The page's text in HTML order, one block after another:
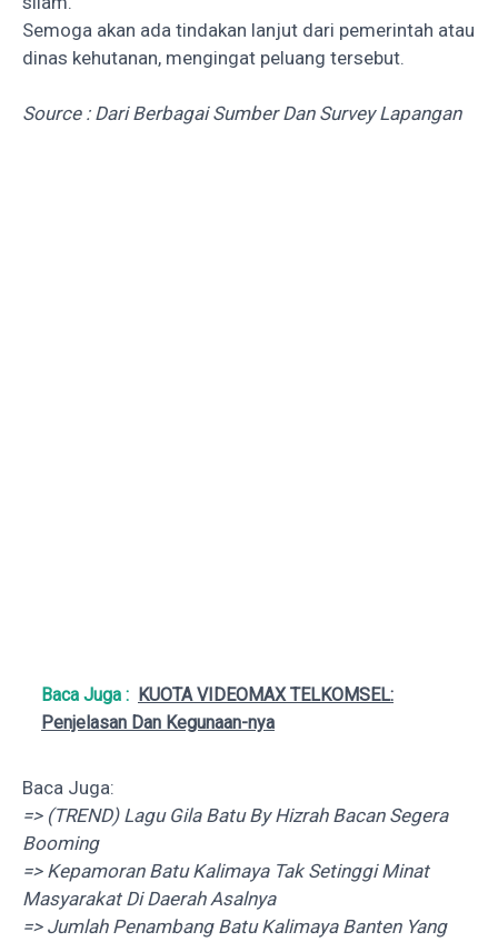
Semoga akan ada tindakan lanjut dari pemerintah atau
dinas kehutanan, mengingat peluang tersebut.
Source : Dari Berbagai Sumber Dan Survey Lapangan
Baca Juga : KUOTA VIDEOMAX TELKOMSEL:
Penjelasan Dan Kegunaan-nya
Baca Juga:
=> (TREND) Lagu Gila Batu By Hizrah Bacan Segera
Booming
=> Kepamoran Batu Kalimaya Tak Setinggi Minat
Masyarakat Di Daerah Asalnya
=> Jumlah Penambang Batu Kalimaya Banten Yang